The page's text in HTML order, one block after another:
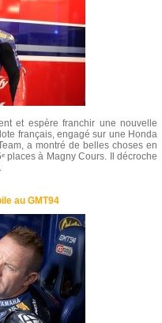
et espère franchir une nouvelle
français, engagé sur une Honda
a montré de belles choses en
places à Magny Cours. Il décroche
au GMT94